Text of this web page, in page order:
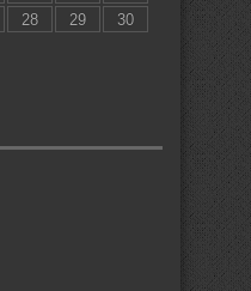
28 29
30